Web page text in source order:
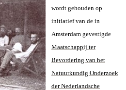
wordt gehouden op
initiatief van de in
Amsterdam gevestigde
Maatschappij ter
Bevordering van het
Natuurkundig Onderzoek
der Nederlandsche